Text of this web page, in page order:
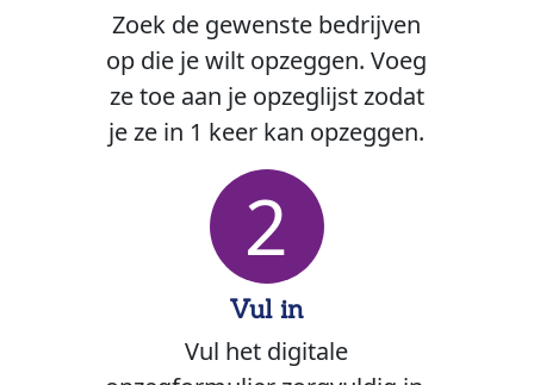
Zoek de gewenste bedrijven
op die je wilt opzeggen. Voeg
ze toe aan je opzeglijst zodat
je ze in 1 keer kan opzeggen.
2
Vul in
Vul het digitale